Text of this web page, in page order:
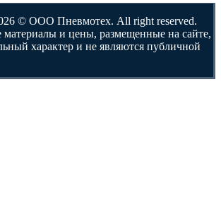
© ООО Пневмотех. All right reserved.
и цены, размещенные на сайте,
характер и не являются публичной